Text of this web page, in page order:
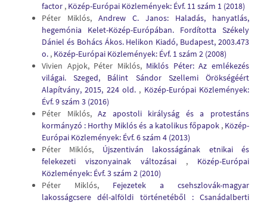
factor , Közép-Európai Közlemények: Évf. 11 szám 1 (2018)
Péter Miklós, Andrew C. Janos: Haladás, hanyatlás,
hegemónia Kelet-Közép-Európában. Fordította Székely
Dániel és Bohács Ákos. Helikon Kiadó, Budapest, 2003.473
o. , Közép-Európai Közlemények: Évf. 1 szám 2 (2008)
Vivien Apjok, Péter Miklós, Miklós Péter: Az emlékezés
világai. Szeged, Bálint Sándor Szellemi Örökségéért
Alapítvány, 2015, 224 old. , Közép-Európai Közlemények:
Évf. 9 szám 3 (2016)
Péter Miklós,Az apostoli királyság és a protestáns
kormányzó : Horthy Miklós és a katolikus főpapok , Közép-
Európai Közlemények: Évf. 6 szám 4 (2013)
Péter Miklós, Újszentiván lakosságának etnikai és
felekezeti viszonyainak változásai , Közép-Európai
Közlemények: Évf. 3 szám 2 (2010)
Péter Miklós, Fejezetek a csehszlovák-magyar
lakosságcsere dél-alföldi történetéből : Csanádalberti